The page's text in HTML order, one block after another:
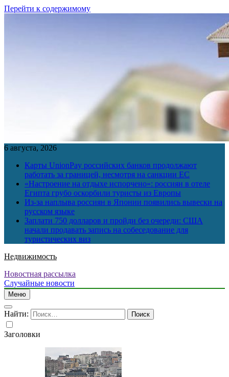
Перейти к содержимому
6 августа, 2026
Карты UnionPay российских банков продолжают
работать за границей, несмотря на санкции ЕС
«Настроение на отдыхе испорчено»: россиян в отеле
Египта грубо оскорбили туристы из Европы
Из-за наплыва россиян в Японии появились вывески на
русском языке
Заплати 750 долларов и пройди без очереди: США
начали продавать запись на собеседование для
туристических виз
Недвижимость
Новостная рассылка
Случайные новости
Меню
Найти:
Заголовки